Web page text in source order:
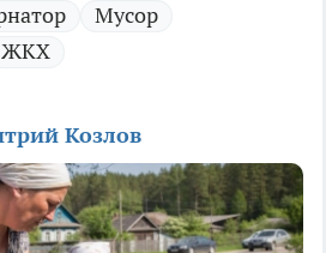
Мусор
ЖКХ
Козлов